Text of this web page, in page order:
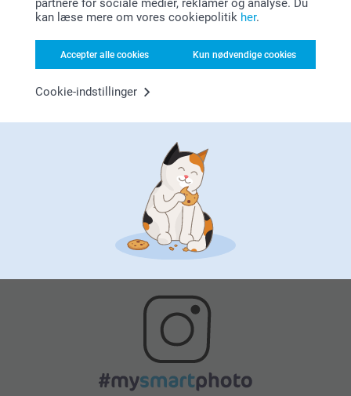
partnere for sociale medier, reklamer og analyse. Du
kan læse mere om vores cookiepolitik her.
Accepter alle cookies Kun nødvendige cookies
Cookie-indstillinger